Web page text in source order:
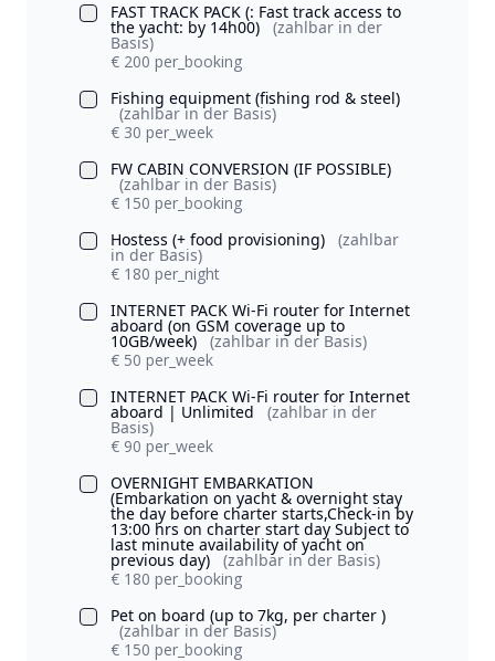
FAST TRACK PACK (: Fast track access to
the yacht: by 14h00) (zahlbar in der
Basis)
€ 200 per_booking
Fishing equipment (fishing rod & steel)
(zahlbar in der Basis)
€ 30 per_week
FW CABIN CONVERSION (IF POSSIBLE)
(zahlbar in der Basis)
€ 150 per_booking
Hostess (+ food provisioning)
(zahlbar
in der Basis)
€ 180 per_night
INTERNET PACK Wi-Fi router for Internet
aboard (on GSM coverage up to
10GB/week)
(zahlbar in der Basis)
€ 50 per_week
INTERNET PACK Wi-Fi router for Internet
aboard | Unlimited (zahlbar in der
Basis)
€ 90 per_week
OVERNIGHT EMBARKATION
(Embarkation on yacht & overnight stay
the day before charter starts,Check-in by
13:00 hrs on charter start day Subject to
last minute availability of yacht on
previous day)
(zahlbar in der Basis)
€ 180 per_booking
Pet on board (up to 7kg, per charter )
(zahlbar in der Basis)
€ 150 per_booking